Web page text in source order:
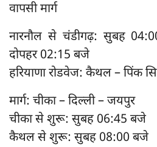
वापसी मार्ग
नारनौल से चंडीगढ़: सुबह
दोपहर 02:15 बजे
हरियाणा रोडवेज: कैथल – पिंक
मार्ग: चीका – दिल्ली – जयपुर
चीका से शुरू: सुबह 06:45 बजे
कैथल से शुरू: सुबह 08:00 बजे